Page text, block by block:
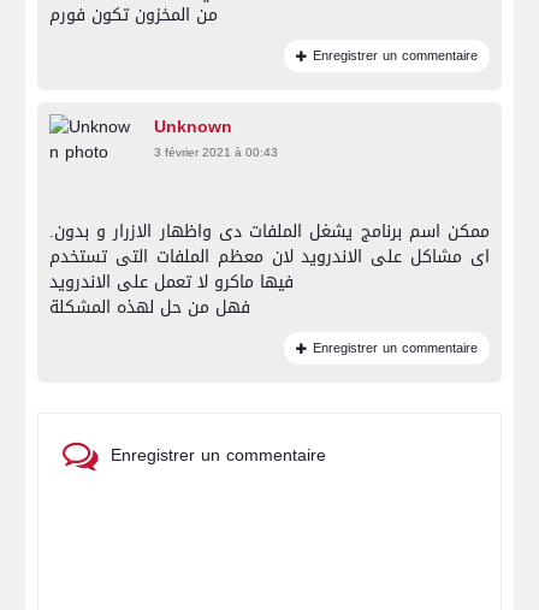
من المخزون تكون فورم
Enregistrer un commentaire
Unknown
3 février 2021 à 00:43
.ممكن اسم برنامج يشغل الملفات دى واظهار الازرار و بدون
اى مشاكل على الاندرويد لان معظم الملفات التى تستخدم
فيها ماكرو لا تعمل على الاندرويد
فهل من حل لهذه المشكلة
Enregistrer un commentaire
Enregistrer un commentaire